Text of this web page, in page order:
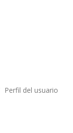
Perfil del usuario